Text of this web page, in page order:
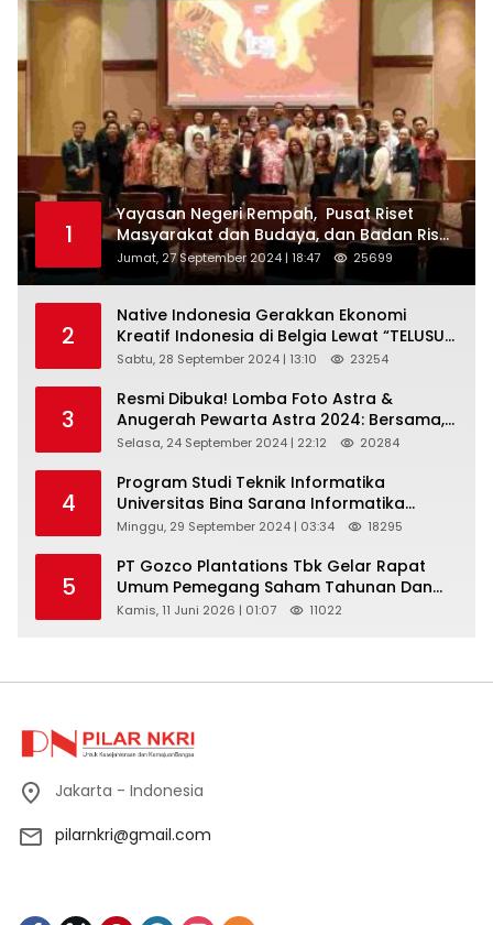
1
Yayasan Negeri Rempah, Pusat Riset
Masyarakat dan Budaya, dan Badan Riset
dan Inovasi Nasional ( BRIN ) Sukses
Gelar International Forum on Spice
Jumat, 27 September 2024 | 18:47 25699
2
Native Indonesia Gerakkan Ekonomi
Kreatif Indonesia di Belgia Lewat “TELUSUR
Kain Indonesia”
Sabtu, 28 September 2024 | 13:10 23254
3
Resmi Dibuka! Lomba Foto Astra &
Anugerah Pewarta Astra 2024: Bersama,
Berkarya, Berkelanjutan
Selasa, 24 September 2024 | 22:12 20284
4
Program Studi Teknik Informatika
Universitas Bina Sarana Informatika
Selenggarakan Pelatihan Pemanfaatan
Pemasaran Pada Forum UMKM
Bojongbaru Kecamatan Bojong Gede
Minggu, 29 September 2024 | 03:34 18295
5
PT Gozco Plantations Tbk Gelar Rapat
Umum Pemegang Saham Tahunan Dan
Paparan Publik 2026 Di Jakarta
Kamis, 11 Juni 2026 | 01:07 11022
Jakarta - Indonesia
pilarnkri@gmail.com